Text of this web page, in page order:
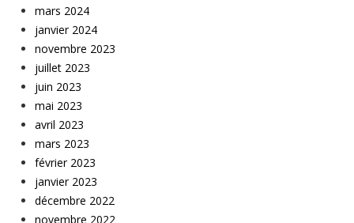
mars 2024
janvier 2024
novembre 2023
juillet 2023
juin 2023
mai 2023
avril 2023
mars 2023
février 2023
janvier 2023
décembre 2022
novembre 2022